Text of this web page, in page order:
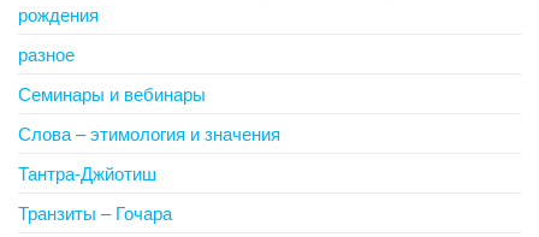
рождения
разное
Семинары и вебинары
Слова – этимология и значения
Тантра-Джйотиш
Транзиты – Гочара